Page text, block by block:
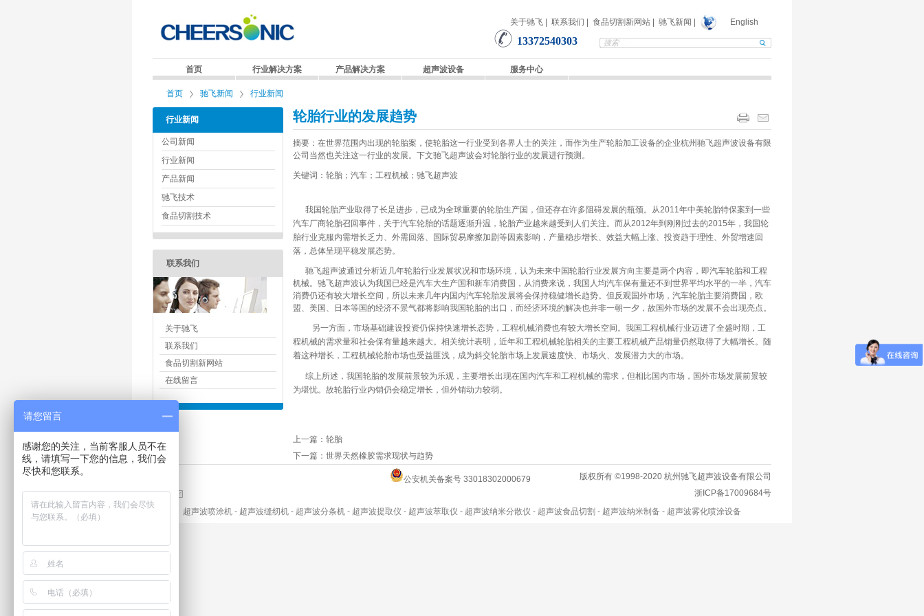
关于驰飞 联系我们 食品切割新网站 驰飞新闻 English
13372540303
首页 行业解决方案 产品解决方案 超声波设备 服务中心
首页 驰飞新闻 行业新闻
行业新闻
公司新闻
行业新闻
产品新闻
驰飞技术
食品切割技术
联系我们
关于驰飞
联系我们
食品切割新网站
在线留言
轮胎行业的发展趋势
摘要：在世界范围内出现的轮胎案，使轮胎这一行业受到各界人士的关注，而作为生产轮胎加工设备的企业杭州驰飞超声波设备有限
公司当然也关注这一行业的发展。下文驰飞超声波会对轮胎行业的发展进行预测。
关键词：轮胎；汽车；工程机械；驰飞超声波
我国轮胎产业取得了长足进步，已成为全球重要的轮胎生产国，但还存在许多阻碍发展的瓶颈。从2011年中美轮胎特保案到一些
汽车厂商轮胎召回事件，关于汽车轮胎的话题逐渐升温，轮胎产业越来越受到人们关注。而从2012年到刚刚过去的2015年，我国轮
胎行业克服内需增长乏力、外需回落、国际贸易摩擦加剧等因素影响，产量稳步增长、效益大幅上涨、投资趋于理性、外贸增速回
落，总体呈现平稳发展态势。
驰飞超声波通过分析近几年轮胎行业发展状况和市场环境，认为未来中国轮胎行业发展方向主要是两个内容，即汽车轮胎和工程
机械。驰飞超声波认为我国已经是汽车大生产国和新车消费国，从消费来说，我国人均汽车保有量还不到世界平均水平的一半，汽车
消费仍还有较大增长空间，所以未来几年内国内汽车轮胎发展将会保持稳健增长趋势。但反观国外市场，汽车轮胎主要消费国，欧
盟、美国、日本等国的经济不景气都将影响我国轮胎的出口，而经济环境的解决也并非一朝一夕，故国外市场的发展不会出现亮点。
另一方面，市场基础建设投资仍保持快速增长态势， 工程机械消费也有较大增长空间。我国工程机械行业迈进了全盛时期，工
程机械的需求量和社会保有量越来越大。相关统计表明，近年和工程机械轮胎相关的主要工程机械产品销量仍然取得了大幅增长。随
着这种增长，工程机械轮胎市场也受益匪浅，成为斜交轮胎市场上发展速度快、市场火、发展潜力大的市场。
综上所述，我国轮胎的发展前景较为乐观，主要增长出现在国内汽车和工程机械的需求，但相比国内市场，国外市场发展前景较
为堪忧。故轮胎行业内销仍会稳定增长，但外销动力较弱。
上一篇： 轮胎
下一篇： 世界天然橡胶需求现状与趋势
版权所有 ©1998-2020 杭州驰飞超声波设备有限公司
公安机关备案号 33018302000679
浙ICP备17009684号
超声波喷涂机 - 超声波缝纫机 - 超声波分条机 - 超声波提取仪 - 超声波萃取仪 - 超声波纳米分散仪 - 超声波食品切割 - 超声波纳米制备 - 超声波雾化喷涂设备
请您留言
感谢您的关注，当前客服人员不在
线，请填写一下您的信息，我们会
尽快和您联系。